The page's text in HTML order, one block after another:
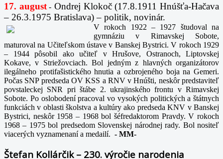
17. august- Ondrej Klokoč (17.8.1911 Hnúšťa-Hačava
– 26.3.1975 Bratislava) – politik, novinár.
V rokoch 1922 – 1927 študoval na
gymnáziu v Rimavskej Sobote,
maturoval na Učiteľskom ústave v Banskej Bystrici. V rokoch 1929
– 1944 pôsobil ako učiteľ v Hrušove, Ostranoch, Liptovskej
Kokave, v Striežovciach. Bol jedným z hlavných organizátorov
ilegálneho protifašistického hnutia a ozbrojeného boja na Gemeri.
Počas SNP predseda OV KSS a RNV v Hnúšti, neskôr predstaviteľ
povstaleckej SNR pri štábe 2. ukrajinského frontu v Rimavskej
Sobote. Po oslobodení pracoval vo vysokých politických a štátnych
funkciách v oblasti školstva a kultúry ako predseda KNV v Banskej
Bystrici, neskôr 1958 – 1968 bol šéfredaktorom Pravdy. V rokoch
1968 – 1975 bol predsedom Slovenskej národnej rady. Bol nositeľ
viacerých vyznamenaní a medailí. - MM-
Štefan Kollárčik – 230. výročie narodenia